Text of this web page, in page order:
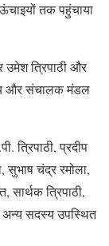
तक पहुंचाया
उमेश त्रिपाठी और
और संचालक मंडल
त्रिपाठी, प्रदीप
सुभाष चंद्र रमोला,
सार्थक त्रिपाठी,
अन्य सदस्य उपस्थित